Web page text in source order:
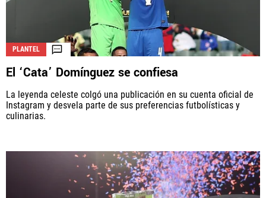
PLANTEL
El ‘Cata’ Domínguez se confiesa
La leyenda celeste colgó una publicación en su cuenta oficial de
Instagram y desvela parte de sus preferencias futbolísticas y
culinarias.